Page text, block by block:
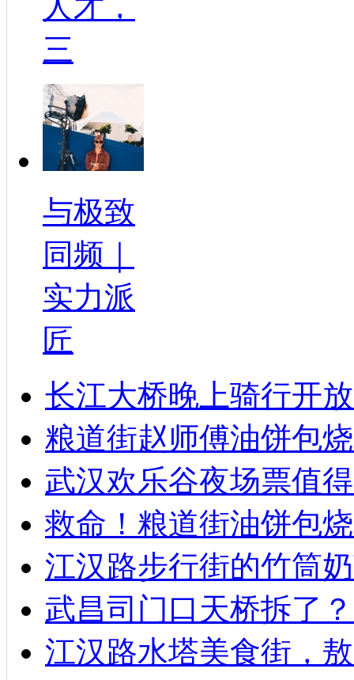
三
与极致
同频｜
实力派
匠
长江大桥晚上骑行开
粮道街赵师傅油饼包
武汉欢乐谷夜场票值
救命！粮道街油饼包
江汉路步行街的竹筒
武昌司门口天桥拆了
江汉路水塔美食街，